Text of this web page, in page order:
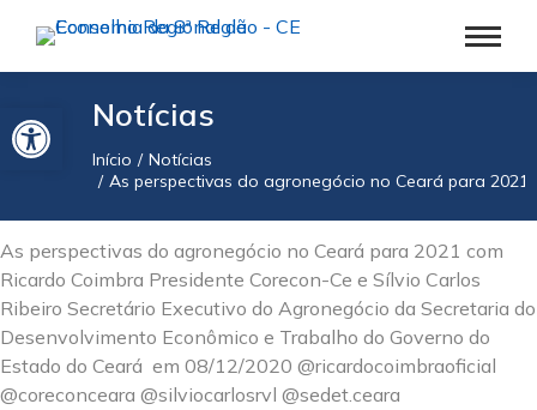
Barra de Ferramentas AbertaNotícias
Você está aqui:
Início
Notícias
As perspectivas do agronegócio no Ceará para 2021
As perspectivas do agronegócio no Ceará para 2021 com
Ricardo Coimbra Presidente Corecon-Ce e Sílvio Carlos
Ribeiro Secretário Executivo do Agronegócio da Secretaria do
Desenvolvimento Econômico e Trabalho do Governo do
Estado do Ceará em 08/12/2020 @ricardocoimbraoficial
@coreconceara @silviocarlosrvl @sedet.ceara